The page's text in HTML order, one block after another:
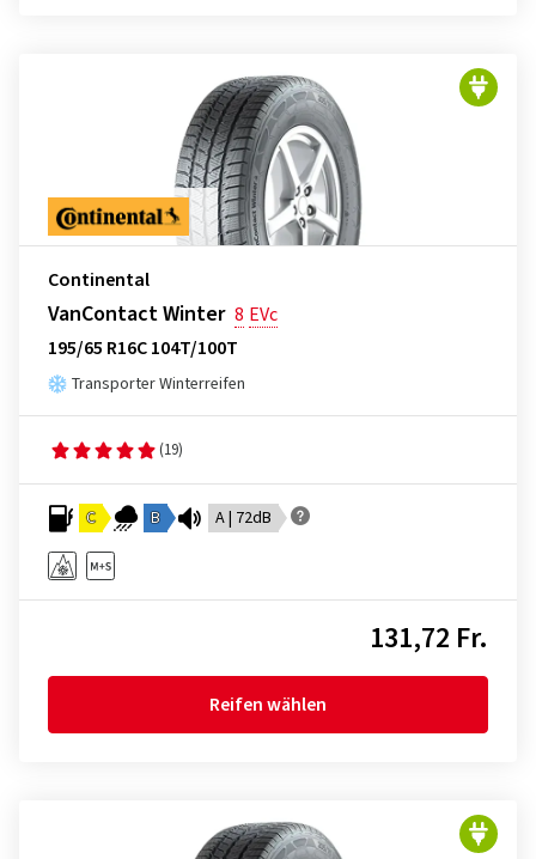
Continental
VanContact Winter 8 EVc
195/65 R16C 104T/100T
Transporter Winterreifen
(19)
C B A | 72dB
131,72 Fr.
Reifen wählen